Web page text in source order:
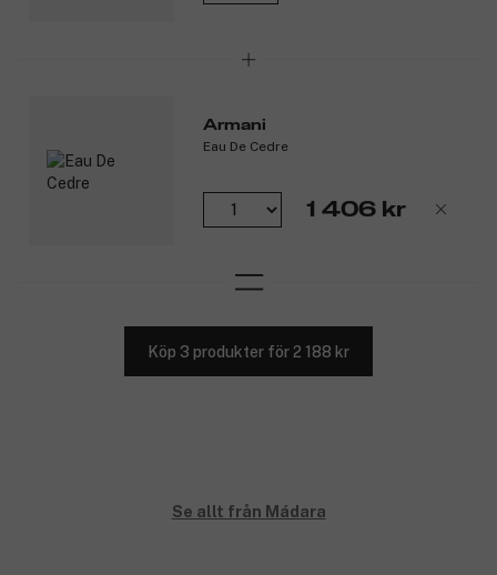
Armani
Eau De Cedre
1 406 kr
Köp 3 produkter för 2 188 kr
Se allt från Mádara